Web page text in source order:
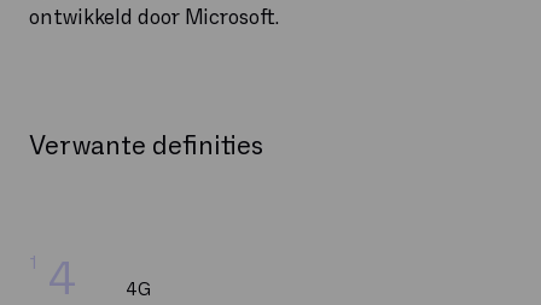
4
1
4G
ontwikkeld door Microsoft.
Verwante definities